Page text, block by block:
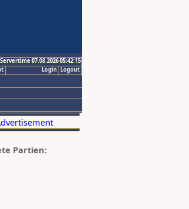
Servertime 07.08.2026 05:42:15
Logout
Login
Partien: